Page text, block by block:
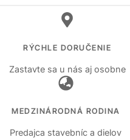
RÝCHLE DORUČENIE
Zastavte sa u nás aj osobne
MEDZINÁRODNÁ RODINA
Predajca stavebníc a dielov